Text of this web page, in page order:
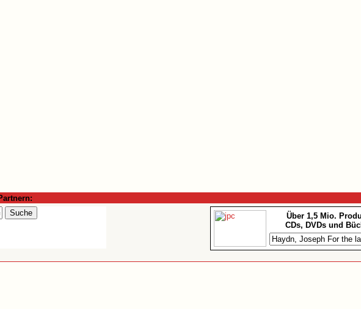
Über 1,5 Mio.
CDs, DVDs und